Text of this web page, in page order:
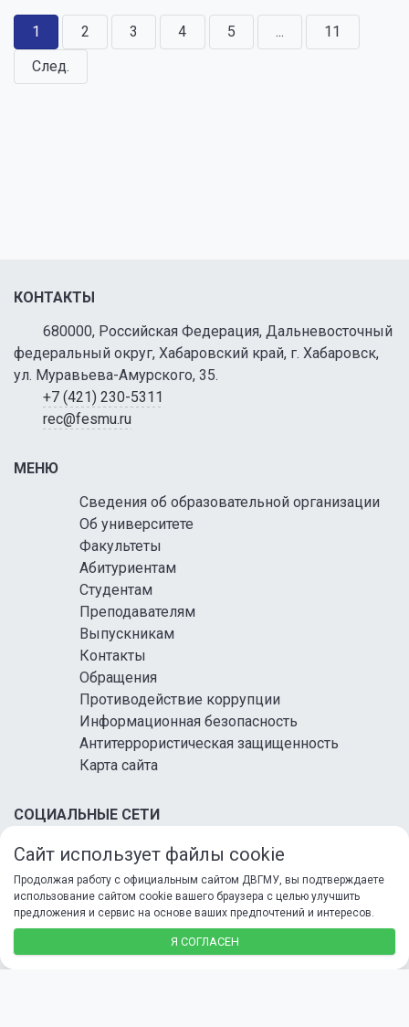
1 2 3 4 5 ...
11
След.
КОНТАКТЫ
680000, Российская Федерация, Дальневосточный
федеральный округ, Хабаровский край, г. Хабаровск,
ул. Муравьева-Амурского, 35.
+7 (421) 230-5311
rec@fesmu.ru
МЕНЮ
Сведения об образовательной организации
Об университете
Факультеты
Абитуриентам
Студентам
Преподавателям
Выпускникам
Контакты
Обращения
Противодействие коррупции
Информационная безопасность
Антитеррористическая защищенность
Карта сайта
СОЦИАЛЬНЫЕ СЕТИ
© 2026 ФГБОУ ВО ДВГМУ Минздрава России
Сайт использует файлы cookie
Продолжая работу с официальным сайтом ДВГМУ, вы подтверждаете
использование сайтом cookie вашего браузера с целью улучшить
предложения и сервис на основе ваших предпочтений и интересов.
Я СОГЛАСЕН